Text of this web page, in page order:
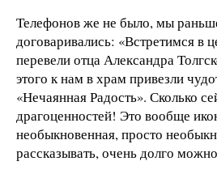
Телефонов же не было, мы
договаривались: «Встретимся в
перевели отца Александра
этого к нам в храм привезли
«Нечаянная Радость». Сколько
драгоценностей! Это вообще
необыкновенная, просто
рассказывать, очень долго